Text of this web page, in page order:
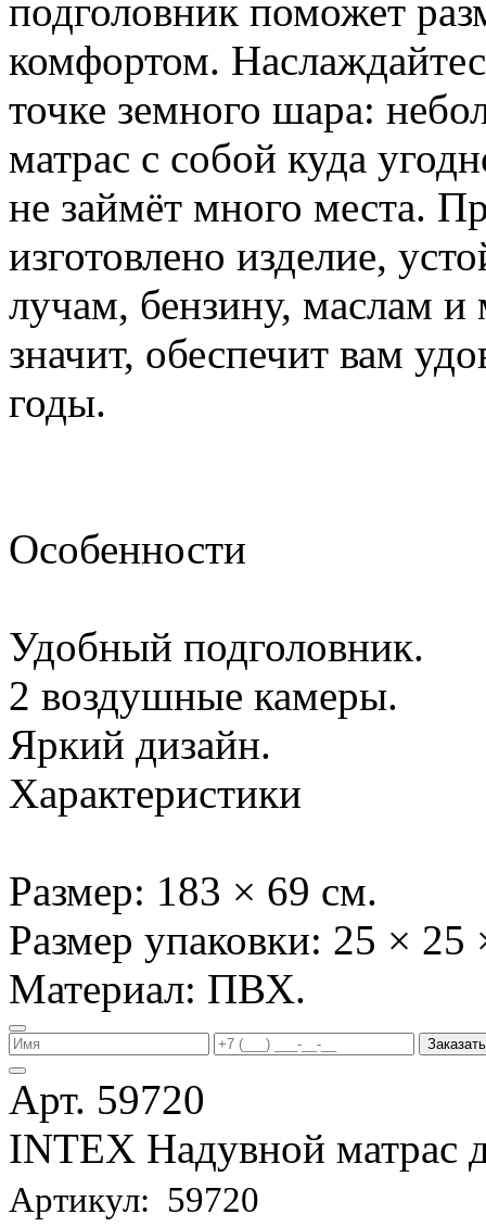
подголовник поможет
комфортом.
точке земного шара:
матрас с собой куда
не займёт много места.
изготовлено изделие,
лучам, бензину, маслам
значит, обеспечит вам
годы.
Особенности
Удобный подголовник.
2 воздушные камеры.
Яркий дизайн.
Характеристики
Размер: 183 × 69 см.
Размер упаковки: 25 × 25
Материал: ПВХ.
Заказать
Арт. 59720
INTEX Надувной матрас
Артикул: 59720